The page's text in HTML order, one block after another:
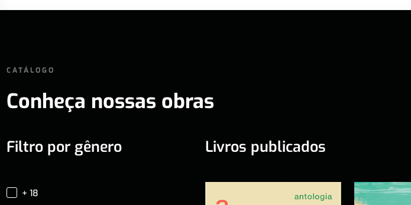
CATÁLOGO
Conheça nossas obras
Filtro por gênero
+ 18
Livros publicados